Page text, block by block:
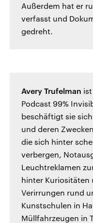
Außerdem hat er
verfasst und
gedreht.
Avery Trufelman
Podcast 99%
beschäftigt sie
und deren
die sich hinter
verbergen,
Leuchtreklamen
hinter Kuriositäten
Verirrungen rund
Kunstschulen in
Müllfahrzeugen in